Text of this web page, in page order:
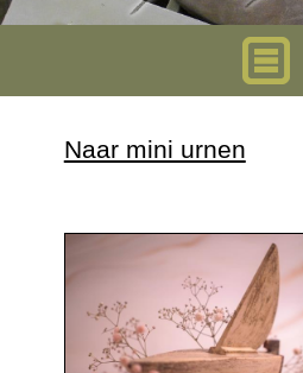
Mini
Dieren
Naar mini urnen